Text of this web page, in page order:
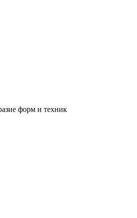
форм и техник